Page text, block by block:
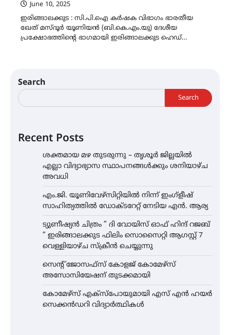
June 10, 2025
ഇരിങ്ങാലക്കുട : സി.പി.ഐ കർഷക വിഭാഗം ഭാരതീയ
ഖേത് മസ്ദൂർ യൂണിയൻ (ബി.കെ.എം.യു) ദേശീയ
പ്രക്ഷോഭത്തിൻ്റെ ഭാഗമായി ഇരിങ്ങാലക്കുട ഹെഡ്…
Search
Search
Recent Posts
ശക്തമായ മഴ തുടരുന്നു – തൃശൂർ ജില്ലയിൽ
എല്ലാ വിദ്യാഭ്യാസ സ്ഥാപനങ്ങൾക്കും ശനിയാഴ്ച
അവധി
എം.ജി. യൂണിവേഴ്‌സിറ്റിയിൽ നിന്ന് ഇംഗ്ളീഷ്
സാഹിത്യത്തിൽ ഡോക്ടറേറ്റ് നേടിയ എൻ. ആര്യ
ട്യുണീഷ്യൻ ചിത്രം ” ദി വോയിസ് ഓഫ് ഹിന്ദ് റജബ്
” ഇരിങ്ങാലക്കുട ഫിലിം സൊസൈറ്റി ആഗസ്റ്റ് 7
വെള്ളിയാഴ്ച സ്‌ക്രീൻ ചെയ്യുന്നു
സെന്റ് ജോസഫ്സ് കോളജ് കോമേഴ്‌സ്
അസോസിയേഷന് തുടക്കമായി
കോമേഴ്സ് എക്സ്പോയുമായി എസ് എൻ ഹയർ
സെക്കൻഡറി വിദ്യാർത്ഥികൾ